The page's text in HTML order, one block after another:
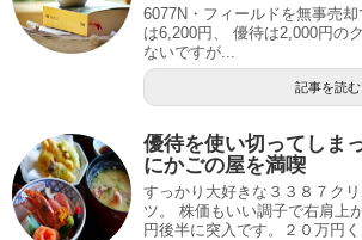
6077N・フィールドを無事売
は6,200円、 優待は2,000円の
ないですが...
記事を読む
優待を使い切ってしま
にかごの屋を満喫
すっかり大好きな３３８７ク
ツ。 株価もいい調子で右肩上
円後半に突入です。２０万円